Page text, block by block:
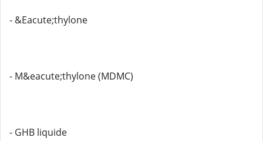
- &Eacute;thylone
- M&eacute;thylone (MDMC)
- GHB liquide